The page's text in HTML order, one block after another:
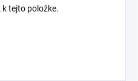
tejto položke.